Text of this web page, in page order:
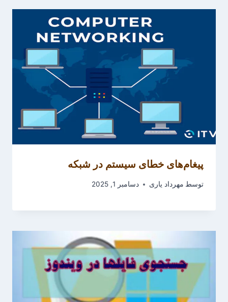
پیغام‌های خطای سیستم در شبکه
توسط مهرداد یاری دسامبر 1, 2025